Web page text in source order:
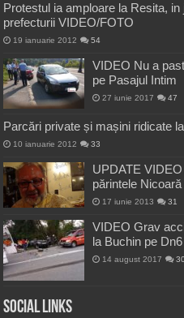
Protestul ia amploare la Resita,
prefecturii VIDEO/FOTO
19 ianuarie 2012 54
VIDEO Nu a
pe Pasajul Intim
27 iunie 2017 47
Parcări private și mașini ridicate
10 ianuarie 2012 33
UPDATE
părintele
17 iunie 2013 31
VIDEO Grav
la Buchin pe Dn6
14 august 2017 30
Social Links